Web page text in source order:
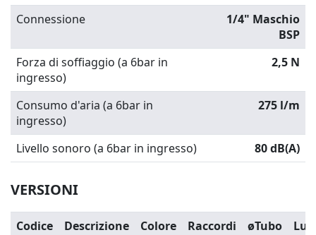
Connessione
1/4" Maschio
BSP
Forza di soffiaggio (a 6bar in
ingresso)
2,5 N
Consumo d'aria (a 6bar in
ingresso)
275 l/m
Livello sonoro (a 6bar in ingresso) 80 dB(A)
VERSIONI
Codice Descrizione Colore Raccordi øTubo